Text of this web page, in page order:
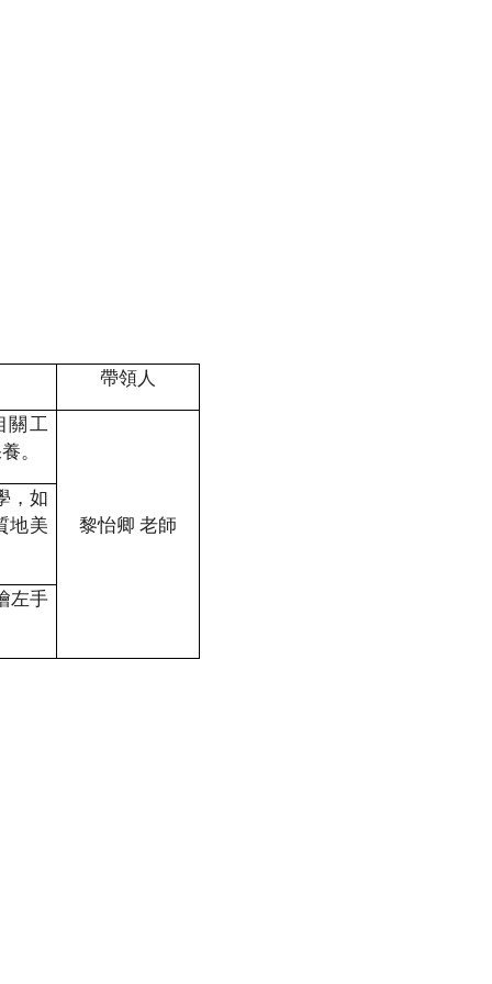
帶領人
關工
。
黎怡卿 老師
，如
地美
左手